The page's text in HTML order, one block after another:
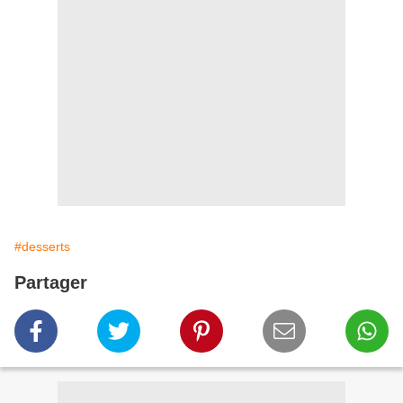
#desserts
Partager